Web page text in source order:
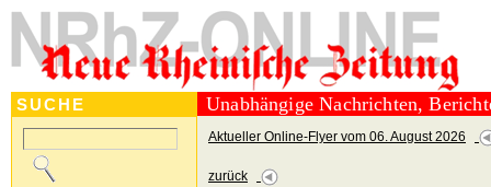
SUCHE Unabhängige Nachrichten,
Aktueller Online-Flyer vom 06. August 2026
zurück